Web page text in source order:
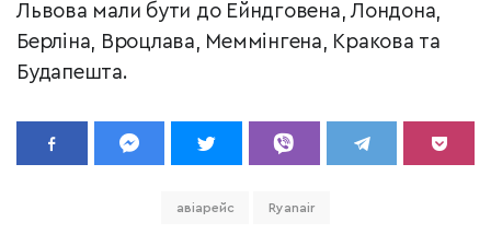
Львова мали бути до Ейндговена, Лондона,
Берліна, Вроцлава, Меммінгена, Кракова та
Будапешта.
авіарейс Ryanair